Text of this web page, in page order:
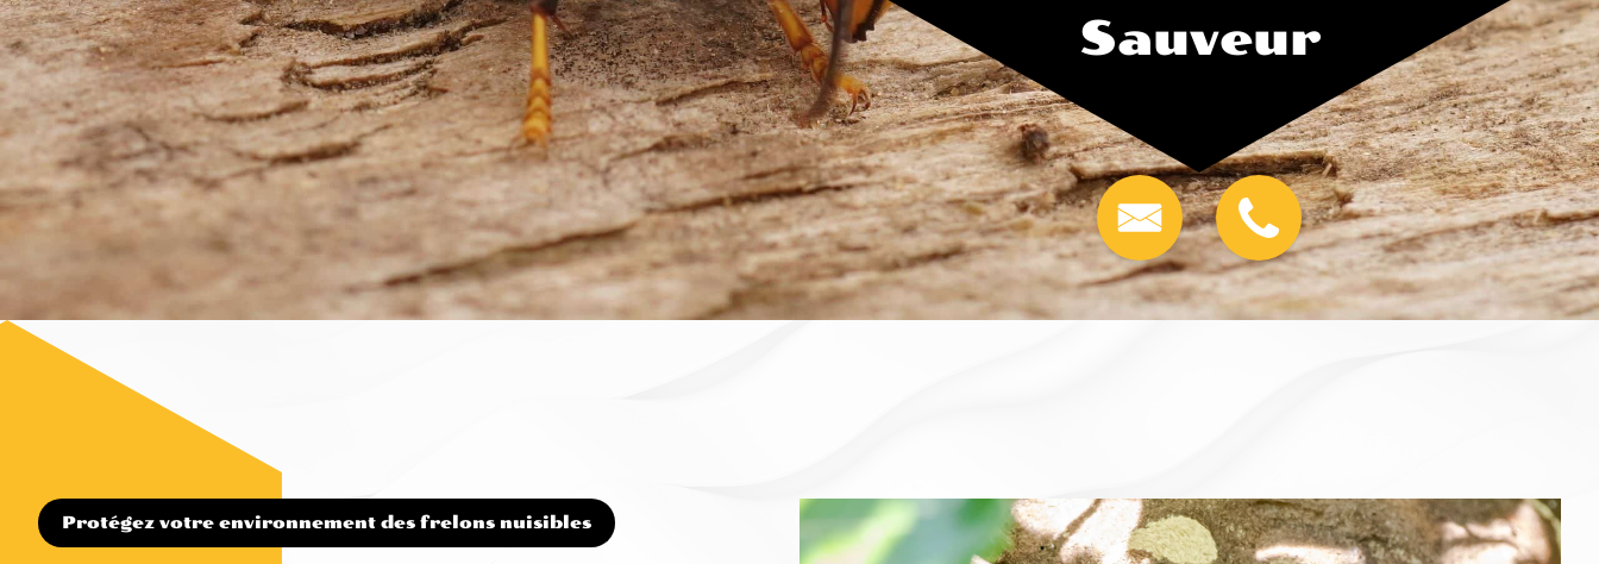
Sauveur
Protégez votre environnement des frelons nuisibles